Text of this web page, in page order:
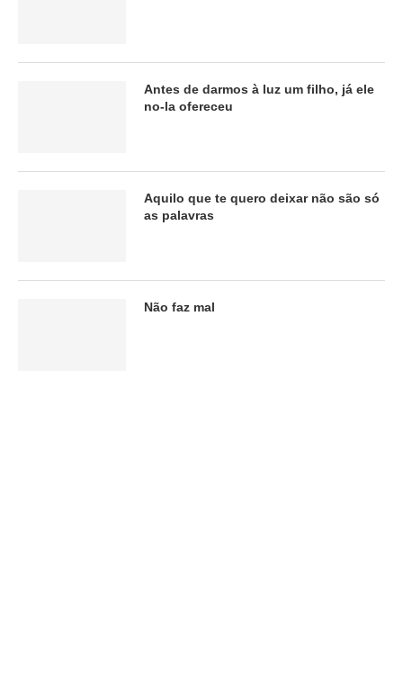
Antes de darmos à luz um filho, já ele
no-la ofereceu
Aquilo que te quero deixar não são só
as palavras
Não faz mal